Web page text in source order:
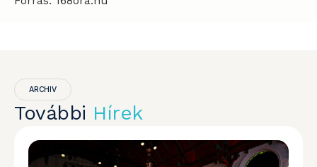
ARCHIV
További Hírek